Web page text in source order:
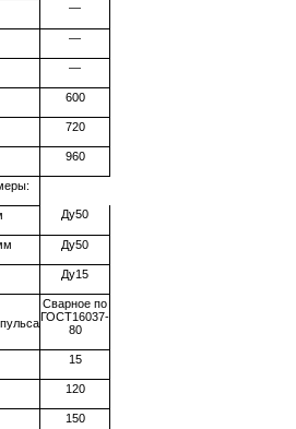
—
—
—
600
720
960
Ду50
Ду50
Ду15
Сварное по
ГОСТ16037-
80
15
120
150